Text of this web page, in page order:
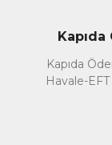
Bu ürüne
Kapıda
Kapıda
Havale-